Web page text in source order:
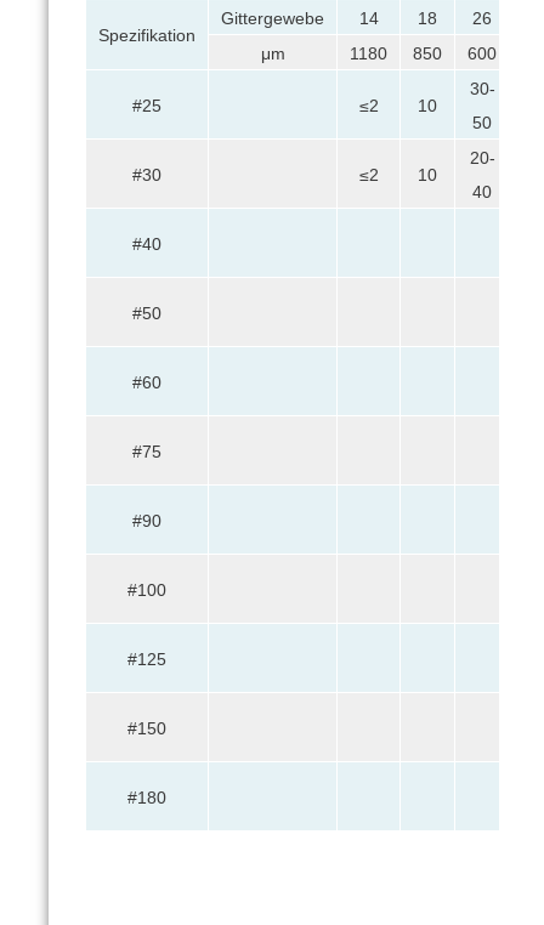
Spezifikation
Gittergewebe 14 18 26
μm
1180 850 600
#25 ≤2 10
30-
50
#30 ≤2 10
20-
40
#40
#50
#60
#75
#90
#100
#125
#150
#180